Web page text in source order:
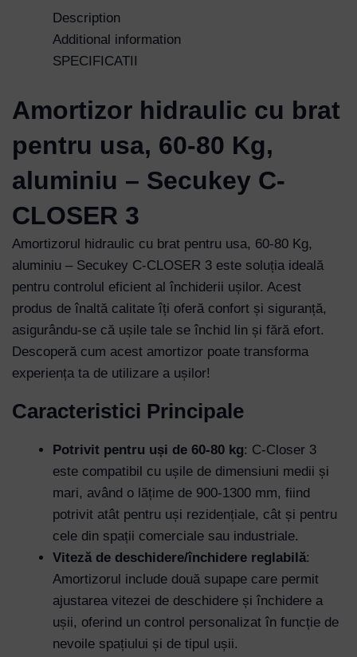
Description
Additional information
SPECIFICATII
Amortizor hidraulic cu brat
pentru usa, 60-80 Kg,
aluminiu – Secukey C-
CLOSER 3
Amortizorul hidraulic cu brat pentru usa, 60-80 Kg,
aluminiu – Secukey C-CLOSER 3 este soluția ideală
pentru controlul eficient al închiderii ușilor. Acest
produs de înaltă calitate îți oferă confort și siguranță,
asigurându-se că ușile tale se închid lin și fără efort.
Descoperă cum acest amortizor poate transforma
experiența ta de utilizare a ușilor!
Caracteristici Principale
Potrivit pentru uși de 60-80 kg: C-Closer 3
este compatibil cu ușile de dimensiuni medii și
mari, având o lățime de 900-1300 mm, fiind
potrivit atât pentru uși rezidențiale, cât și pentru
cele din spații comerciale sau industriale.
Viteză de deschidere/închidere reglabilă:
Amortizorul include două supape care permit
ajustarea vitezei de deschidere și închidere a
ușii, oferind un control personalizat în funcție de
nevoile spațiului și de tipul ușii.